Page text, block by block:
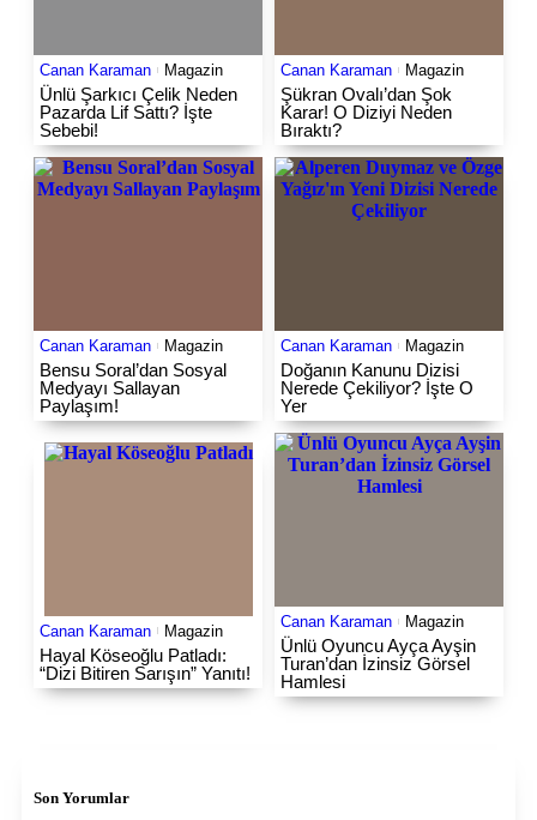
Canan Karaman Magazin
Ünlü Şarkıcı Çelik Neden
Pazarda Lif Sattı? İşte
Sebebi!
Canan Karaman Magazin
Şükran Ovalı’dan Şok
Karar! O Diziyi Neden
Bıraktı?
Canan Karaman Magazin
Bensu Soral’dan Sosyal
Medyayı Sallayan
Paylaşım!
Canan Karaman Magazin
Doğanın Kanunu Dizisi
Nerede Çekiliyor? İşte O
Yer
Canan Karaman Magazin
Hayal Köseoğlu Patladı:
“Dizi Bitiren Sarışın” Yanıtı!
Canan Karaman Magazin
Ünlü Oyuncu Ayça Ayşin
Turan’dan İzinsiz Görsel
Hamlesi
Son Yorumlar